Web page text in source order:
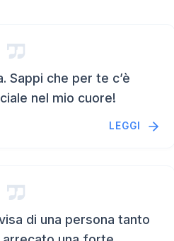
Sappi che per te c’è
nel mio cuore!
LEGGI
di una persona tanto